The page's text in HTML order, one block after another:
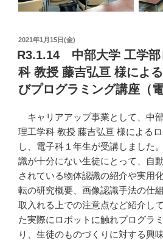
投
稿
日:
2021年1月15日(金)
R3.1.14 中部大学 工学部
科 教授 藤吉弘亘 様によ
びプログラミング講座（電
キャリアアップ事業として、中
理工学科 教授 藤吉弘亘 様による
し、電子科１年生が受講しました
識が十分にない生徒にとって、自
されている物体認識の紹介や実用
転の研究概要、画像認識手法の仕
取入れる上での注意点など紹介し
た実際にロボットに触れプログラ
り、生徒のものづくりに対する興